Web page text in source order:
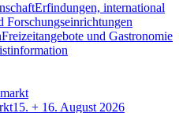
Erfindungen, international
Forschungseinrichtungen
Freizeitangebote und Gastronomie
15. + 16. August 2026